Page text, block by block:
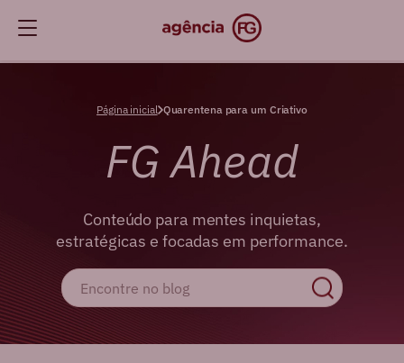
Página inicial Quarentena para um Criativo
FG Ahead
Conteúdo para mentes inquietas,
estratégicas e focadas em performance.